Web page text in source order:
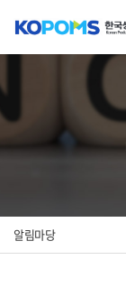
알림마당